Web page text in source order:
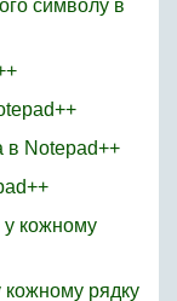
символу в
в Notepad++
у кожному
кожному рядку